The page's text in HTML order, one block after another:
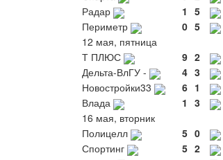
Радар
1 5
Периметр
0 5
12 мая, пятница
Т ПЛЮС
9 2
Дельта-ВлГУ -
4 3
Новостройки33
6 1
Влада
1 3
16 мая, вторник
Полицелл
5 0
Спортинг
5 2